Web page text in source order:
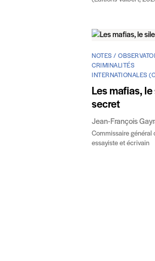
NOTES /
CRIMINALITÉS
INTERNATIONALES
Les mafias,
secret
Jean-François
Commissaire général
essayiste et écrivain